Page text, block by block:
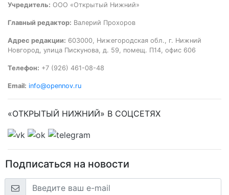
Учредитель: ООО «Открытый Нижний»
Главный редактор: Валерий Прохоров
Адрес редакции: 603000, Нижегородская обл., г. Нижний
Новгород, улица Пискунова, д. 59, помещ. П14, офис 606
Телефон: +7 (926) 461-08-48
Email: info@opennov.ru
«ОТКРЫТЫЙ НИЖНИЙ» В СОЦСЕТЯХ
Подписаться на новости